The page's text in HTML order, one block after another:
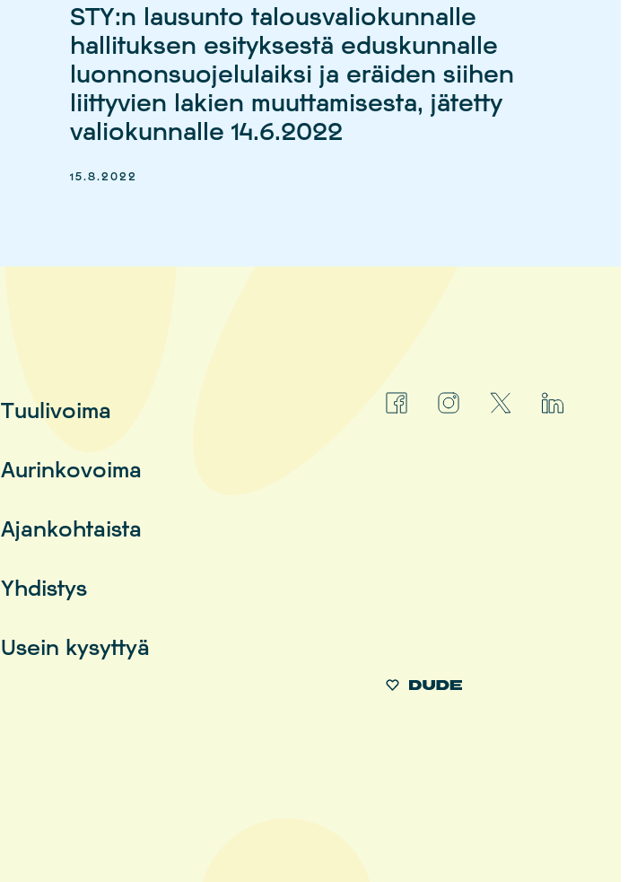
STY:n lausunto talousvaliokunnalle
hallituksen esityksestä eduskunnalle
luonnonsuojelulaiksi ja eräiden siihen
liittyvien lakien muuttamisesta, jätetty
valiokunnalle 14.6.2022
15.8.2022
Tuulivoima
Aurinkovoima
Ajankohtaista
Yhdistys
Usein kysyttyä
facebookinstagram linkedin